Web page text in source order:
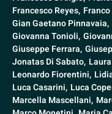
Francesco Reyes,
Gian Gaetano Pinnavaia,
Giovanna Tonioli,
Giuseppe Ferrara,
Jonatas Di Sabato,
Leonardo Fiorentini,
Luca Casarini, Luca
Marcella Mascellani,